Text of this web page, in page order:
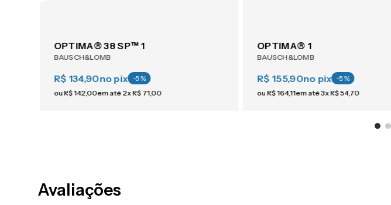
OPTIMA® 38 SP™ 1
BAUSCH&LOMB
R$ 134,90no pix -5%
ouR$142,00em até 2xR$ 71,00
OPTIMA® 1
BAUSCH&LOMB
R$ 155,90no pix -5%
ouR$164,11em até3xR$54,70
Avaliações